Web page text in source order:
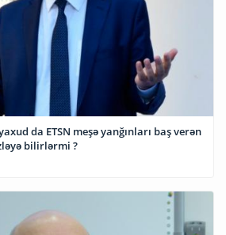
da ETSN meşə yanğınları baş verən
bilirlərmi ?